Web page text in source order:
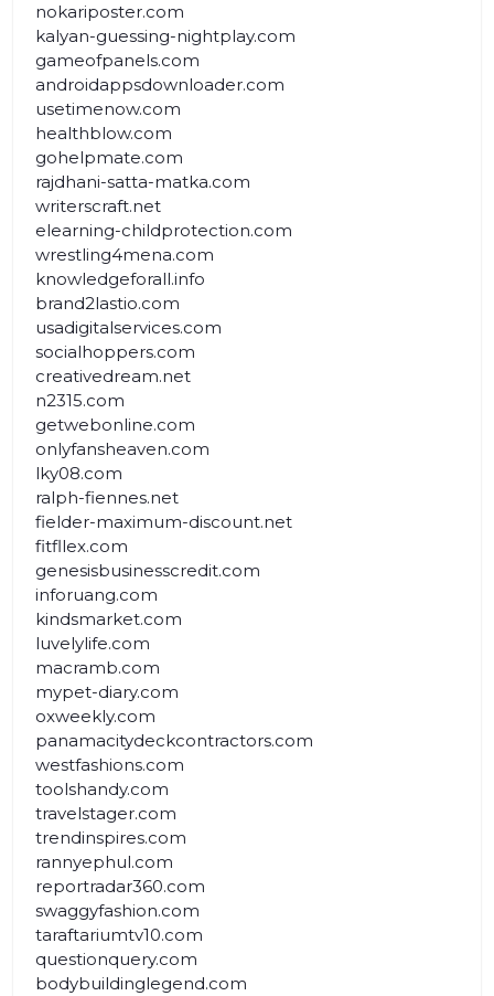
nokariposter.com
kalyan-guessing-nightplay.com
gameofpanels.com
androidappsdownloader.com
usetimenow.com
healthblow.com
gohelpmate.com
rajdhani-satta-matka.com
writerscraft.net
elearning-childprotection.com
wrestling4mena.com
knowledgeforall.info
brand2lastio.com
usadigitalservices.com
socialhoppers.com
creativedream.net
n2315.com
getwebonline.com
onlyfansheaven.com
lky08.com
ralph-fiennes.net
fielder-maximum-discount.net
fitfllex.com
genesisbusinesscredit.com
inforuang.com
kindsmarket.com
luvelylife.com
macramb.com
mypet-diary.com
oxweekly.com
panamacitydeckcontractors.com
westfashions.com
toolshandy.com
travelstager.com
trendinspires.com
rannyephul.com
reportradar360.com
swaggyfashion.com
taraftariumtv10.com
questionquery.com
bodybuildinglegend.com